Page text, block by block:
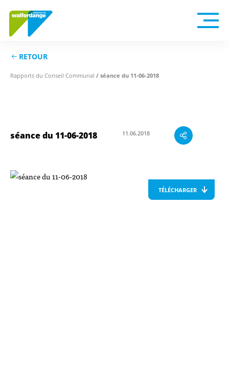
RETOUR
Rapports du Conseil Communal / séance du 11-06-2018
séance du 11-06-2018 11.06.2018
TÉLÉCHARGER